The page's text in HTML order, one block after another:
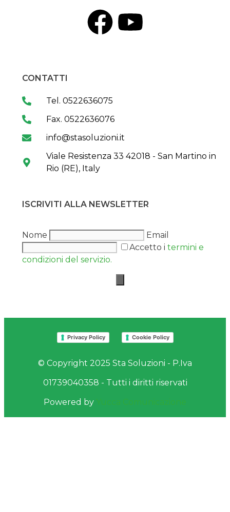
CONTATTI
Tel. 0522636075
Fax. 0522636076
info@stasoluzioni.it
Viale Resistenza 33 42018 - San Martino in
Rio (RE), Italy
ISCRIVITI ALLA NEWSLETTER
Nome
Email
Accetto i termini e
condizioni del servizio.
Privacy Policy Cookie Policy
© Copyright 2025 Sta Soluzioni - P.Iva
01739040358 - Tutti i diritti riservati
Powered by Yucca Comunicazione